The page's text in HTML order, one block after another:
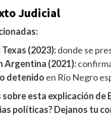
Judicial
(2023):donde se
Argentina (2021):
detenido en Río Negro
sobre esta explicación
políticas? Dejanos tu